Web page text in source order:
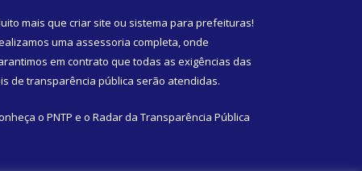
mais que criar site ou sistema para prefeituras!
uma assessoria completa, onde
em contrato que todas as exigências das
de transparência pública serão atendidas.
o PNTP e o Radar da Transparência Pública